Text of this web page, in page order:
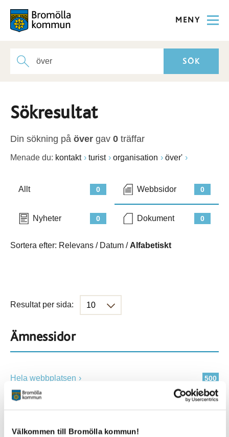
Välkommen till Bromölla kommun!
MENY
Sökresultat
Din sökning på över gav 0 träffar
Menade du: kontakt turist organisation över'
0
Allt 0
Webbsidor
0
Nyheter 0
Dokument
Sortera efter: Relevans / Datum / Alfabetiskt
Resultat per sida:
Ämnessidor
500
Hela webbplatsen